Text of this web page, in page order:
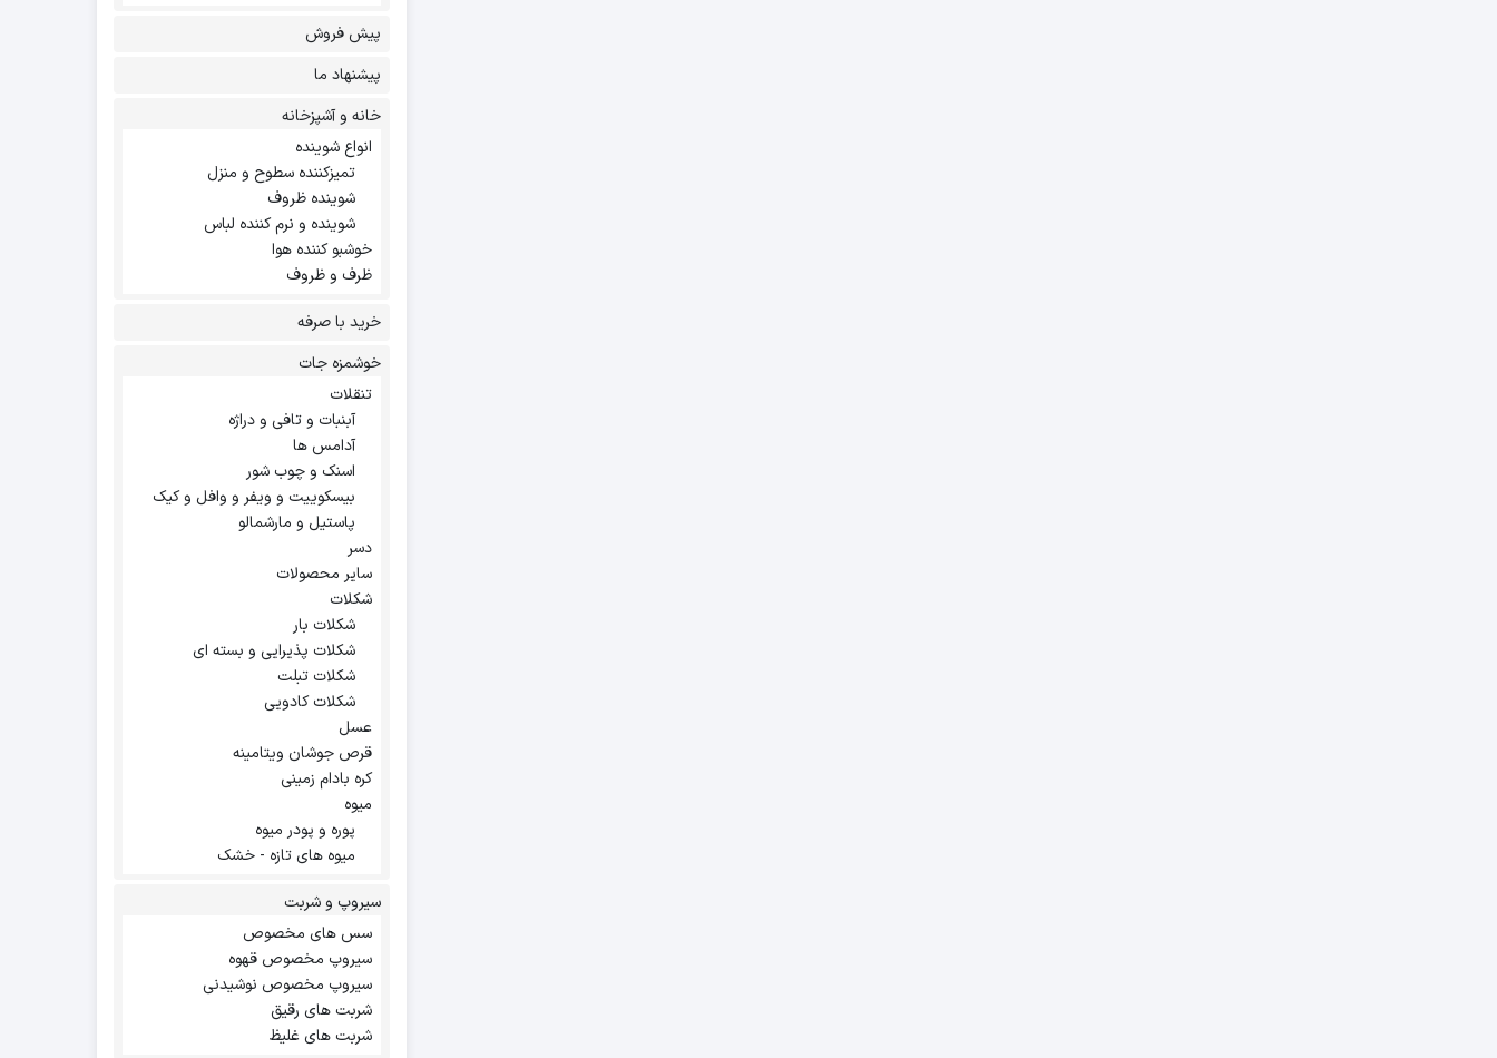
پیش فروش
پیشنهاد ما
خانه و آشپزخانه
انواع شوینده
تمیزکننده سطوح و منزل
شوینده ظروف
شوینده و نرم کننده لباس
خوشبو کننده هوا
ظرف و ظروف
خرید با صرفه
خوشمزه جات
تنقلات
آبنبات و تافی و دراژه
آدامس ها
اسنک و چوب شور
بیسکوییت و ویفر و وافل و کیک
پاستیل و مارشمالو
دسر
سایر محصولات
شکلات
شکلات بار
شکلات پذیرایی و بسته ای
شکلات تبلت
شکلات کادویی
عسل
قرص جوشان ویتامینه
کره بادام زمینی
میوه
پوره و پودر میوه
میوه های تازه - خشک
سیروپ و شربت
سس های مخصوص
سیروپ مخصوص قهوه
سیروپ مخصوص نوشیدنی
شربت های رقیق
شربت های غلیظ